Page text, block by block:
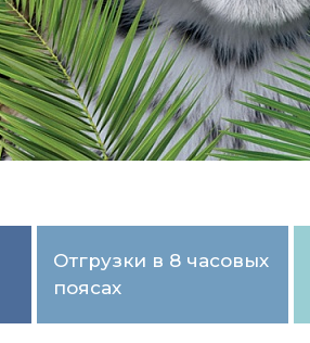
Отгрузки в 8 часовых
поясах